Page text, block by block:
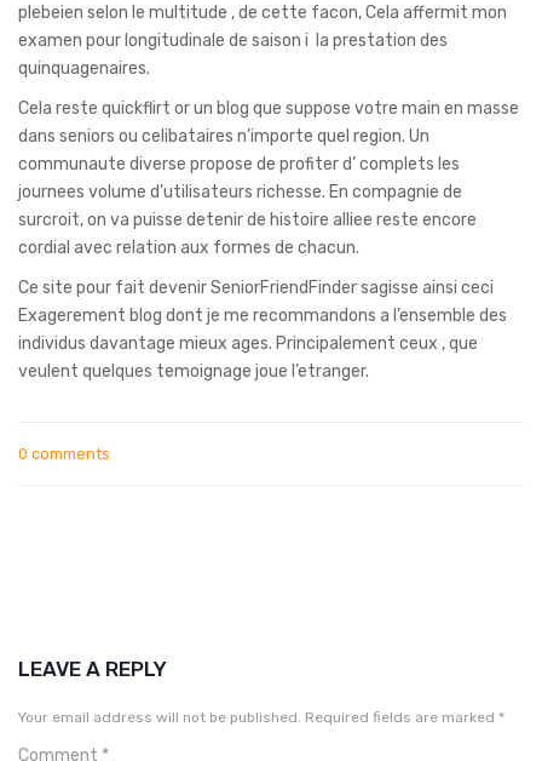
plebeien selon le multitude , de cette facon, Cela affermit mon
examen pour longitudinale de saison i la prestation des
quinquagenaires.
Cela reste quickflirt or un blog que suppose votre main en masse
dans seniors ou celibataires n’importe quel region. Un
communaute diverse propose de profiter d’ complets les
journees volume d’utilisateurs richesse. En compagnie de
surcroit, on va puisse detenir de histoire alliee reste encore
cordial avec relation aux formes de chacun.
Ce site pour fait devenir SeniorFriendFinder sagisse ainsi ceci
Exagerement blog dont je me recommandons a l’ensemble des
individus davantage mieux ages. Principalement ceux , que
veulent quelques temoignage joue l’etranger.
0 comments
LEAVE A REPLY
Your email address will not be published. Required fields are marked *
Comment *